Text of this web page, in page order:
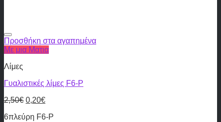
Προσθήκη στα αγαπημένα
Με μια Ματια
Λίμες
Γυαλιστικές λίμες F6-P
2,50€ 0,20€
6πλεύρη F6-P